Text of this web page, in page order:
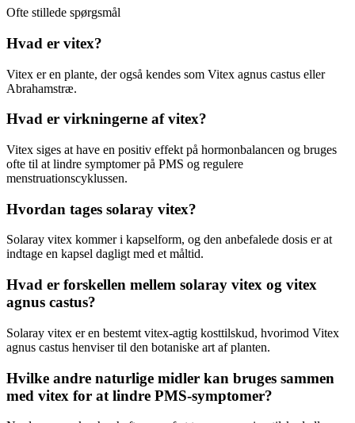
Ofte stillede spørgsmål
Hvad er vitex?
Vitex er en plante, der også kendes som Vitex agnus castus eller
Abrahamstræ.
Hvad er virkningerne af vitex?
Vitex siges at have en positiv effekt på hormonbalancen og bruges
ofte til at lindre symptomer på PMS og regulere
menstruationscyklussen.
Hvordan tages solaray vitex?
Solaray vitex kommer i kapselform, og den anbefalede dosis er at
indtage en kapsel dagligt med et måltid.
Hvad er forskellen mellem solaray vitex og vitex
agnus castus?
Solaray vitex er en bestemt vitex-agtig kosttilskud, hvorimod Vitex
agnus castus henviser til den botaniske art af planten.
Hvilke andre naturlige midler kan bruges sammen
med vitex for at lindre PMS-symptomer?